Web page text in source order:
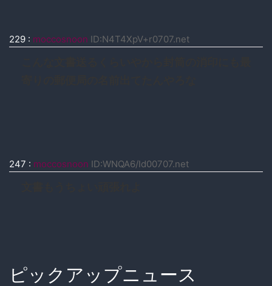
229 : moccosnoon ID:N4T4XpV+r0707.net
247 : moccosnoon ID:WNQA6/Id00707.net
ピックアップニュース